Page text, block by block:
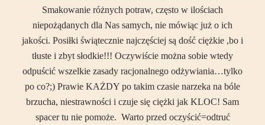
Smakowanie różnych potraw, często w ilościach
niepożądanych dla Nas samych, nie mówiąc już o ich
jakości. Posiłki świątecznie najczęściej są dość ciężkie ,bo i
tłuste i zbyt słodkie!!! Oczywiście można sobie wtedy
odpuścić wszelkie zasady racjonalnego odżywiania…tylko
po co?;) Prawie KAŻDY po takim czasie narzeka na bóle
brzucha, niestrawności i czuje się ciężki jak KLOC! Sam
spacer tu nie pomoże. Warto przed oczyścić=odtruć